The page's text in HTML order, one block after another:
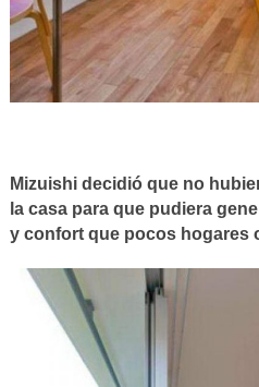
Mizuishi decidió que no
la casa para que pudiera
y confort que pocos hogares